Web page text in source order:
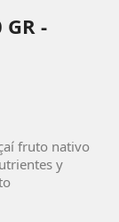
GR -
fruto nativo
y